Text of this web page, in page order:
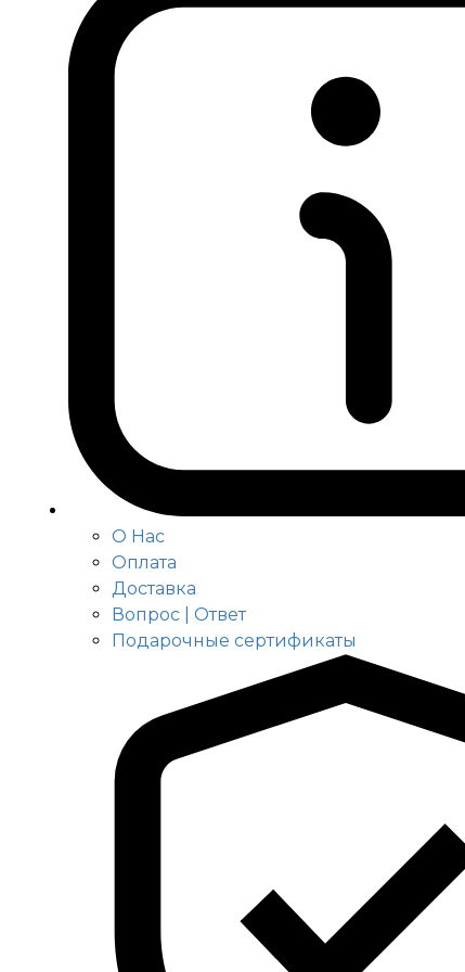
О Нас
Оплата
Доставка
Вопрос | Ответ
Подарочные сертификаты